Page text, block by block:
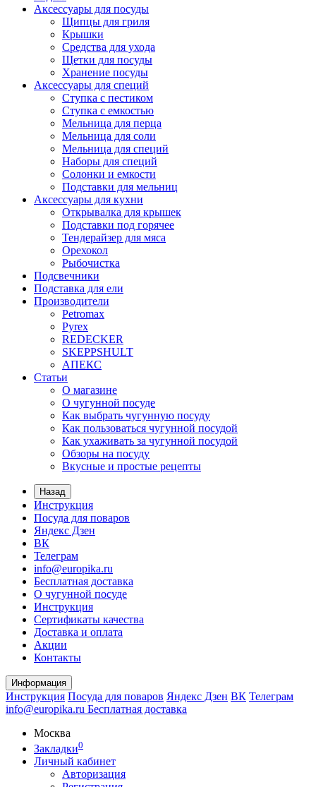
Аксессуары для посуды
Щипцы для гриля
Крышки
Средства для ухода
Щетки для посуды
Хранение посуды
Аксессуары для специй
Ступка с пестиком
Ступка с емкостью
Мельница для перца
Мельница для соли
Мельница для специй
Наборы для специй
Солонки и емкости
Подставки для мельниц
Аксессуары для кухни
Открывалка для крышек
Подставки под горячее
Тендерайзер для мяса
Орехокол
Рыбочистка
Подсвечники
Подставка для ели
Производители
Petromax
Pyrex
REDECKER
SKEPPSHULT
АПЕКС
Статьи
О магазине
О чугунной посуде
Как выбрать чугунную посуду
Как пользоваться чугунной посудой
Как ухаживать за чугунной посудой
Обзоры на посуду
Вкусные и простые рецепты
Назад
Инструкция
Посуда для поваров
Яндекс Дзен
ВК
Телеграм
info@europika.ru
Бесплатная доставка
О чугунной посуде
Инструкция
Сертификаты качества
Доставка и оплата
Акции
Контакты
Информация
Инструкция Посуда для поваров Яндекс Дзен ВК Телеграм
info@europika.ru Бесплатная доставка
Москва
Закладки0
Личный кабинет
Авторизация